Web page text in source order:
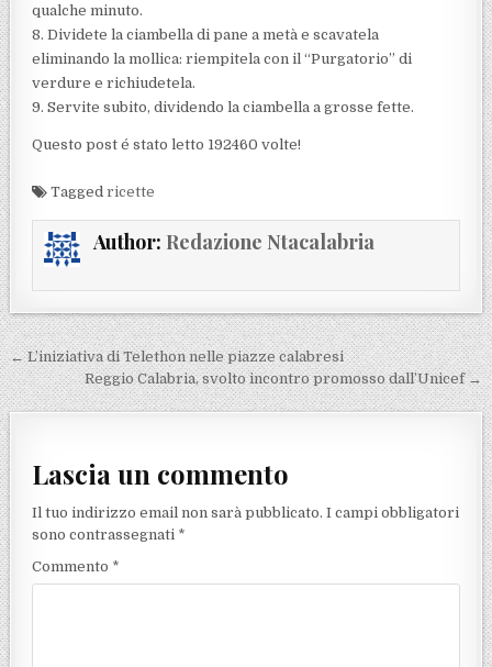
qualche minuto.
8. Dividete la ciambella di pane a metà e scavatela
eliminando la mollica: riempitela con il “Purgatorio” di
verdure e richiudetela.
9. Servite subito, dividendo la ciambella a grosse fette.
Questo post é stato letto 192460 volte!
Taggedricette
Author: Redazione Ntacalabria
Navigazione articoli
← L’iniziativa di Telethon nelle piazze calabresi
Reggio Calabria, svolto incontro promosso dall’Unicef →
Lascia un commento
Il tuo indirizzo email non sarà pubblicato. I campi obbligatori
sono contrassegnati *
Commento *